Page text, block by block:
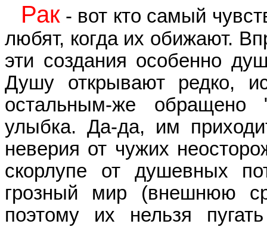
Рак- вот кто самый
любят, когда их обижают.
эти создания особенно
Душу открывают редко,
остальным-же обращено
улыбка. Да-да, им
неверия от чужих
скорлупе от душевных
грозный мир (внешнюю
поэтому их нельзя